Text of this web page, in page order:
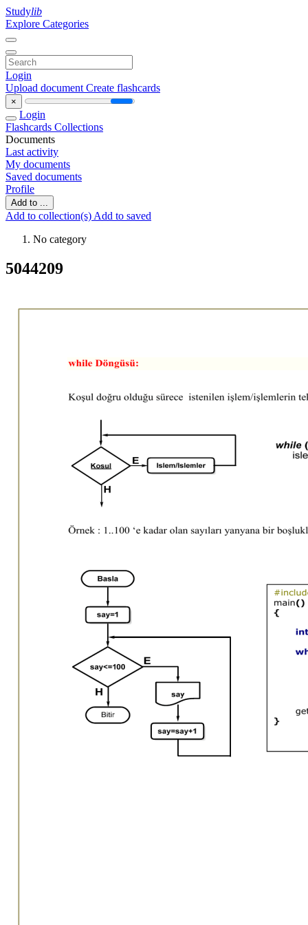
Studylib
Explore Categories
Login
Upload document Create flashcards
×
Login
Flashcards Collections
Documents
Last activity
My documents
Saved documents
Profile
Add to ...
Add to collection(s) Add to saved
No category
5044209